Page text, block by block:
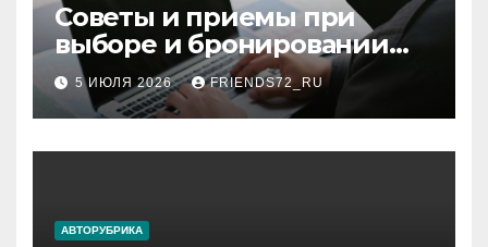
Советы и приемы при
выборе и бронировании
авиабилетов
5 ИЮЛЯ 2026 FRIENDS72_RU
АВТОРУБРИКА